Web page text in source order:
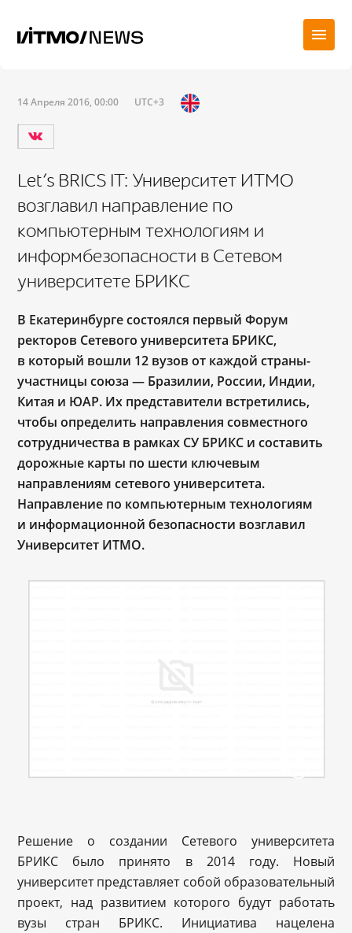
14 Апреля 2016, 00:00 UTC+3
Let’s BRICS IT: Университет ИТМО
возглавил направление по
компьютерным технологиям и
информбезопасности в Сетевом
университете БРИКС
В Екатеринбурге состоялся первый Форум
ректоров Сетевого университета БРИКС,
в который вошли 12 вузов от каждой страны-
участницы союза — Бразилии, России, Индии,
Китая и ЮАР. Их представители встретились,
чтобы определить направления совместного
сотрудничества в рамках СУ БРИКС и составить
дорожные карты по шести ключевым
направлениям сетевого университета.
Направление по компьютерным технологиям
и информационной безопасности возглавил
Университет ИТМО.
Решение о создании Сетевого университета
БРИКС было принято в 2014 году. Новый
университет представляет собой образовательный
проект, над развитием которого будут работать
вузы стран БРИКС. Инициатива нацелена